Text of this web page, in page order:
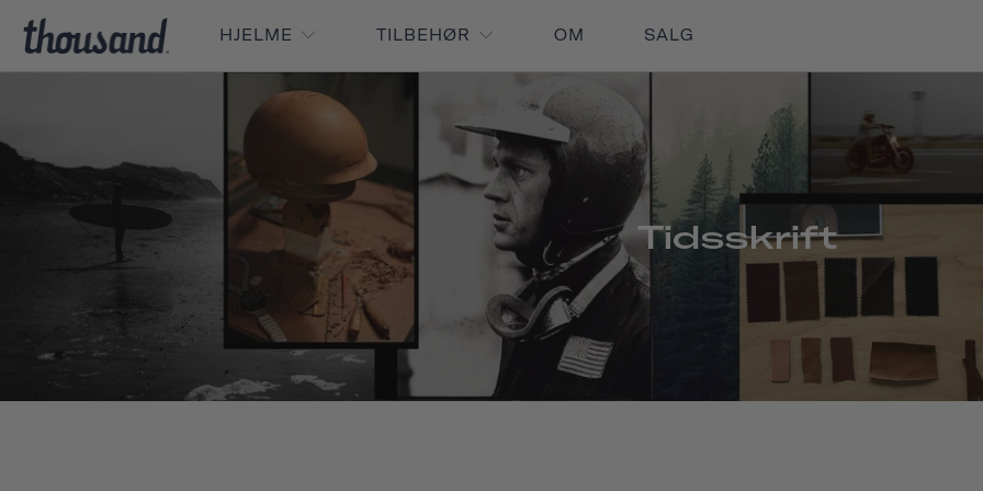
HJELME TILBEHØR OM SALG
Tidsskrift